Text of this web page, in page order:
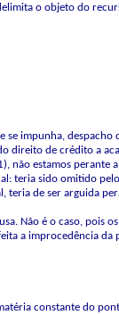
o objeto do
se impunha,
direito de crédito a
não estamos perante
teria sido omitido
de ser arguida
Não é o caso, pois
a improcedência
constante do